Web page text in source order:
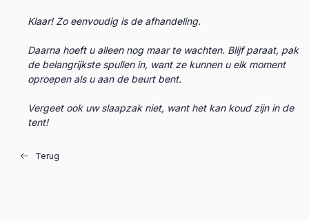
Klaar! Zo eenvoudig is de afhandeling.
Daarna hoeft u alleen nog maar te wachten. Blijf paraat, pak
de belangrijkste spullen in, want ze kunnen u elk moment
oproepen als u aan de beurt bent.
Vergeet ook uw slaapzak niet, want het kan koud zijn in de
tent!
Terug